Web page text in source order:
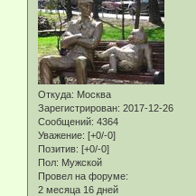
Откуда: Москва
Зарегистрирован: 2017-12-26
Сообщений: 4364
Уважение: [+0/-0]
Позитив: [+0/-0]
Пол: Мужской
Провел на форуме:
2 месяца 16 дней